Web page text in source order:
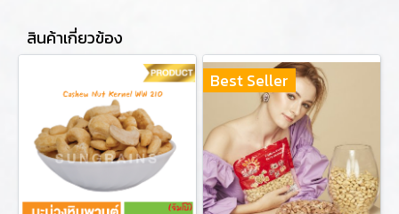
สินค้าเกี่ยวข้อง
Best Seller